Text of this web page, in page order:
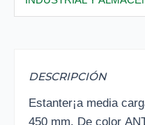
DESCRIPCIÓN
Estanter¡a media
450 mm. De color